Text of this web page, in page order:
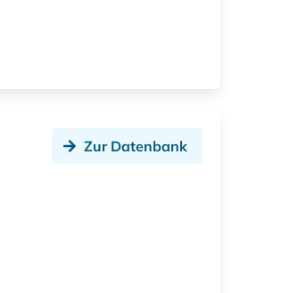
Zur Datenbank